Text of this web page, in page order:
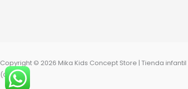
Copyright © 2026 Mika Kids Concept Store | Tienda
(Getxo)